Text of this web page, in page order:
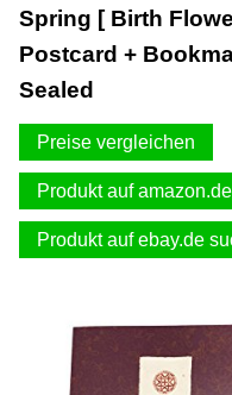
Support &
Presse
Datenschutz
Impressum
Spring [ Birth
Postcard +
Sealed
Preise vergleichen
Produkt auf
Produkt auf ebay.de